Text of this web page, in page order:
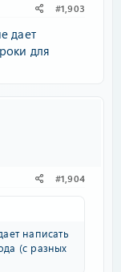
#1,903
дает
для
#1,904
написать
(с разных